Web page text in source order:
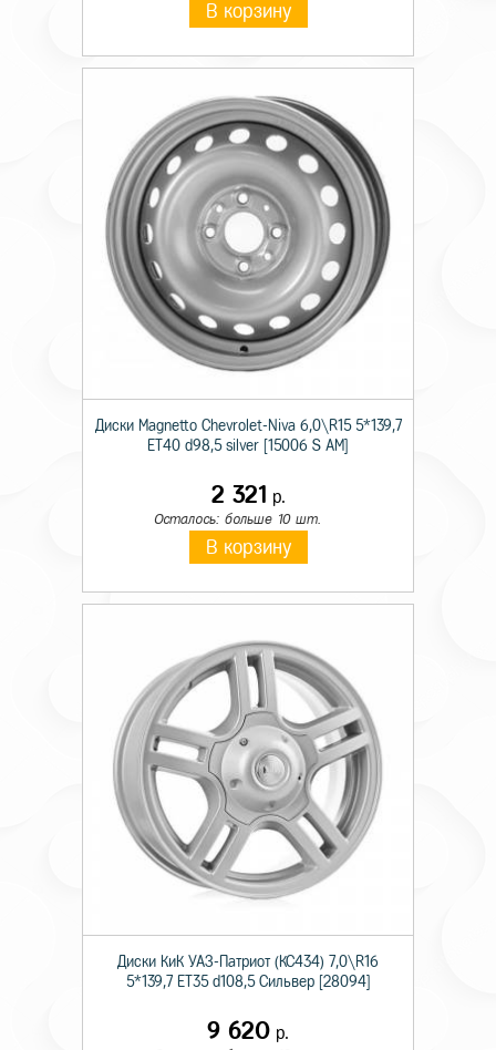
В корзину
Диски Magnetto Chevrolet-Niva 6,0\R15 5*139,7
ET40 d98,5 silver [15006 S AM]
2 321 р.
Осталось: больше 10 шт.
В корзину
Диски КиК УАЗ-Патриот (КС434) 7,0\R16
5*139,7 ET35 d108,5 Сильвер [28094]
9 620 р.